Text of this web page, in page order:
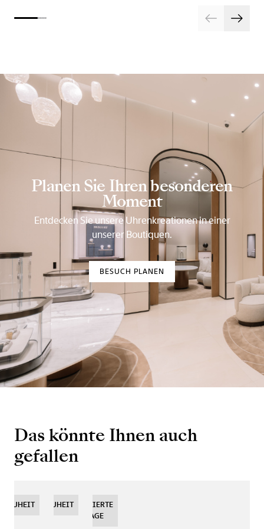
Planen Sie Ihren besonderen
Moment
Entdecken Sie unsere Uhrenkreationen in einer
unserer Boutiquen.
BESUCH PLANEN
Das könnte Ihnen auch
gefallen
NEUHEIT NEUHEIT
NEUHEIT
LIMITIERTE
AUFLAGE